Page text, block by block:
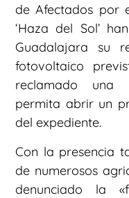
de Afectados por
‘Haza del Sol’
Guadalajara su
fotovoltaico
reclamado una
permita abrir un
del expediente.
Con la presencia
de numerosos
denunciado la